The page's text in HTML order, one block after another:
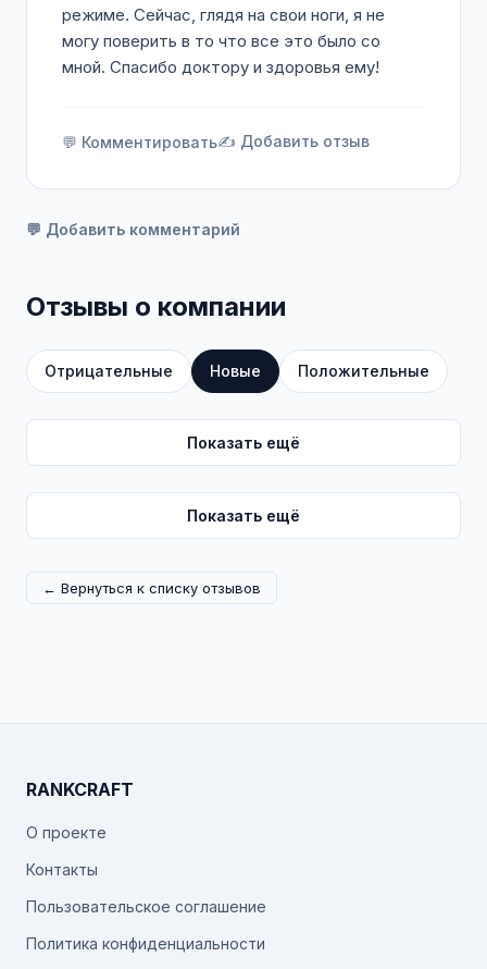
режиме. Сейчас, глядя на свои ноги, я не
могу поверить в то что все это было со
мной. Спасибо доктору и здоровья ему!
💬 Комментировать✍️ Добавить отзыв
💬 Добавить комментарий
Отзывы о компании
Отрицательные Новые Положительные
Показать ещё
Показать ещё
← Вернуться к списку отзывов
RANKCRAFT
О проекте
Контакты
Пользовательское соглашение
Политика конфиденциальности